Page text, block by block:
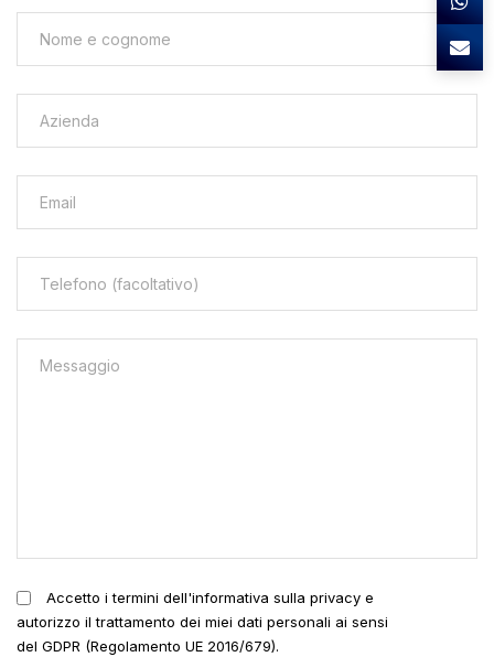
Accetto i termini dell'informativa sulla privacy e
autorizzo il trattamento dei miei dati personali ai sensi
del GDPR (Regolamento UE 2016/679).